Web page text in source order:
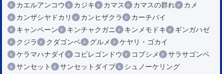
カエルアンコウ
カジキ カマス カマスの群れ
カメ
カンザシヤドカリ
カンヒザクラ
カーチバイ
キャンペーン
キンチャクガニ キンメモドキ
ギンガハゼ
クジラ
クダゴンベ グルメ
ケヤリ・ゴカイ
ケラマハナダイ
コビレゴンドウ コブシメ
サラサゴンベ
サンセット
サンセットダイブ
シュノーケリング